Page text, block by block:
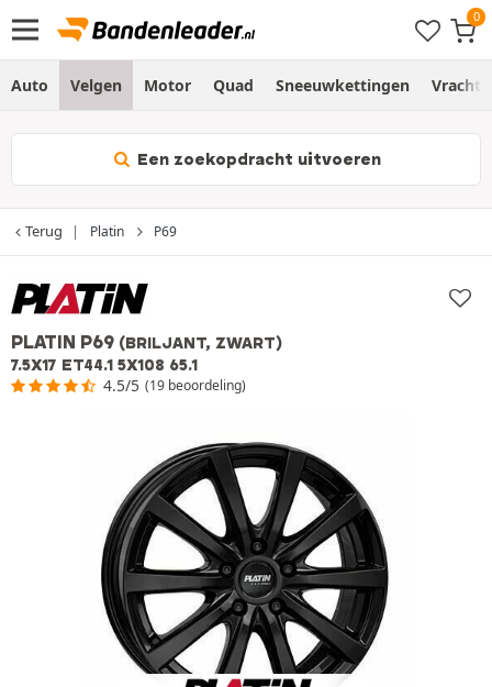
Auto Velgen Motor Quad Sneeuwkettingen
Een zoekopdracht uitvoeren
Terug Platin P69
PLATIN P69 (BRILJANT, ZWART)
7.5X17 ET44.1 5X108 65.1
4.5/5 (19 beoordeling)